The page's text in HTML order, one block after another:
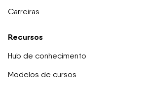
Carreiras
Recursos
Hub de conhecimento
Modelos de cursos